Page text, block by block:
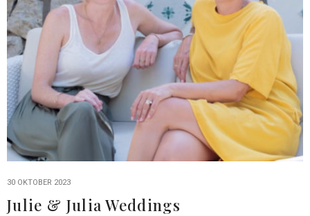
30 OKTOBER 2023
Julie & Julia Weddings